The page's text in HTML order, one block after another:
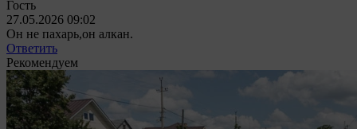
Гость
27.05.2026 09:02
Он не пахарь,он алкан.
Ответить
Рекомендуем